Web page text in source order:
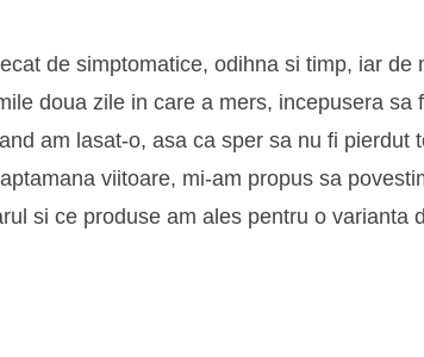
de simptomatice, odihna si timp, iar de
doua zile in care a mers, incepusera sa
am lasat-o, asa ca sper sa nu fi pierdut
viitoare, mi-am propus sa
si ce produse am ales pentru o varianta